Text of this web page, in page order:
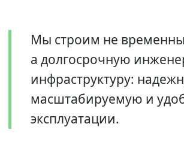
Мы строим не
а долгосрочную
инфраструктуру:
масштабируемую и
эксплуатации.